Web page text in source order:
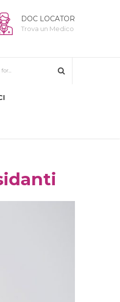
DOC LOCATOR
Trova un Medico